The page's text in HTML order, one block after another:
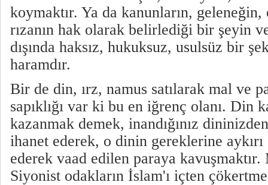
koymaktır. Ya da kanunların, geleneğin,
rızanın hak olarak belirlediği bir şeyin
dışında haksız, hukuksuz, usulsüz bir
haramdır.
Bir de din, ırz, namus satılarak mal ve
sapıklığı var ki bu en iğrenç olanı. Din
kazanmak demek, inandığınız
ihanet ederek, o dinin gereklerine
ederek vaad edilen paraya kavuşmaktır.
Siyonist odakların İslam'ı içten